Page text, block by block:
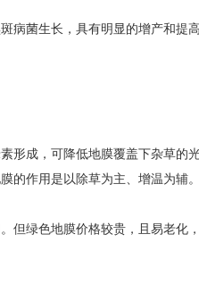
病菌生长，具有明显的增产和提
形成，可降低地膜覆盖下杂草的
的作用是以除草为主、增温为辅
但绿色地膜价格较贵，且易老化